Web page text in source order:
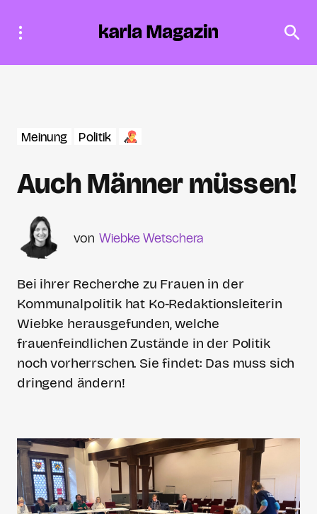
Meinung Politik
Auch Männer müssen!
Wiebke Wetschera
Bei ihrer Recherche zu Frauen in der
Kommunalpolitik hat Ko-Redaktionsleiterin
Wiebke herausgefunden, welche
frauenfeindlichen Zustände in der Politik
noch vorherrschen. Sie findet: Das muss sich
dringend ändern!